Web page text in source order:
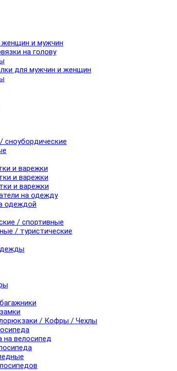
и мужчин
на голову
для мужчин и женщин
и варежки
и варежки
и варежки
на одежду
одеждой
/ спортивные
/ туристические
/ Кофры / Чехлы
на велосипед